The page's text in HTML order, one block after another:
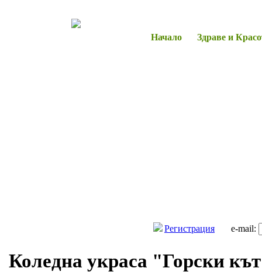
Начало Здраве и
Регистрация e-mail:
Коледна украса "Горски